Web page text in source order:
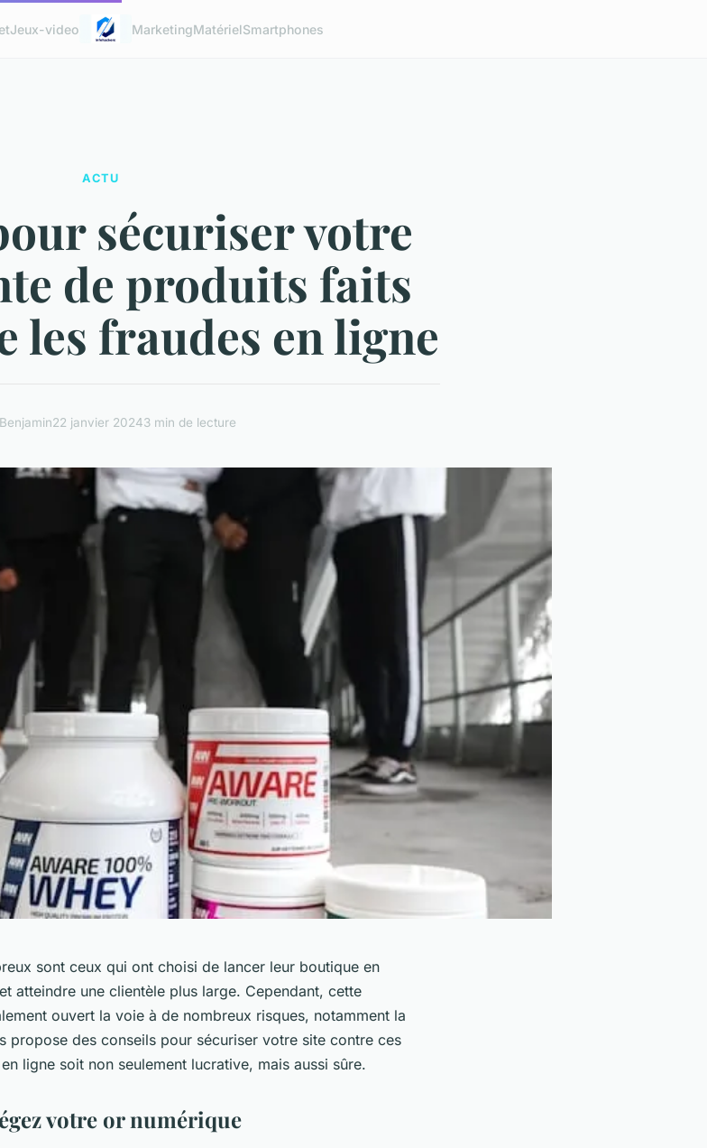
Jeux-video MarketingMatérielSmartphones
ACTU
sécuriser votre
de produits faits
les fraudes en ligne
22 janvier 20243 min de lecture
sont ceux qui ont choisi de lancer leur boutique en
atteindre une clientèle plus large. Cependant, cette
ouvert la voie à de nombreux risques, notamment la
propose des conseils pour sécuriser votre site contre ces
ligne soit non seulement lucrative, mais aussi sûre.
votre or numérique